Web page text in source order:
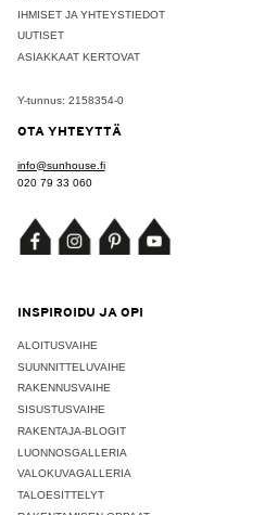
IHMISET JA YHTEYSTIEDOT
UUTISET
ASIAKKAAT KERTOVAT
Y-tunnus: 2158354-0
OTA YHTEYTTÄ
info@sunhouse.fi
020 79 33 060
INSPIROIDU JA OPI
ALOITUSVAIHE
SUUNNITTELUVAIHE
RAKENNUSVAIHE
SISUSTUSVAIHE
RAKENTAJA-BLOGIT
LUONNOSGALLERIA
VALOKUVAGALLERIA
TALOESITTELYT